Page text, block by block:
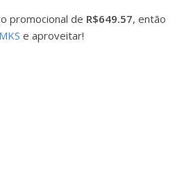
promocional de R$649.57, então
e aproveitar!